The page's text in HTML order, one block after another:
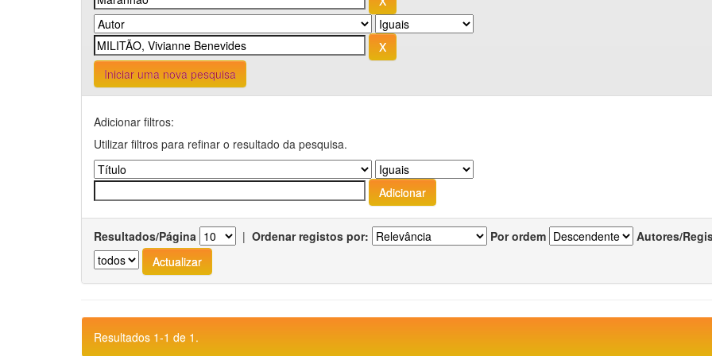
Iniciar uma nova pesquisa
Adicionar filtros:
Utilizar filtros para refinar o resultado da pesquisa.
Resultados/Página | Ordenar registos por: Por ordem Autores/
Resultados 1-1 de 1.